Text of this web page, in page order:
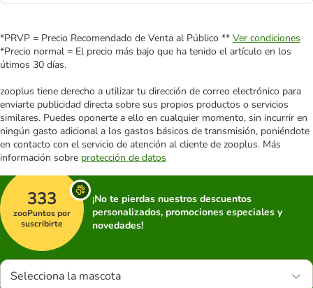
*PRVP = Precio Recomendado de Venta al Público ** Ver condiciones
*Precio normal = El precio más bajo que ha tenido el artículo en los
útimos 30 días.
zooplus tiene derecho a utilizar tu dirección de correo electrónico para
enviarte publicidad directa sobre sus propios productos o servicios
similares. Puedes oponerte a ello en cualquier momento, sin incurrir en
ningún gasto adicional a los gastos básicos de transmisión, poniéndote
en contacto con el servicio de atención al cliente de zooplus. Más
información sobre protección de datos
333
zooPuntos por
suscribirte
¡No te pierdas nuestros descuentos
personalizados, promociones especiales y
novedades!
Selecciona la mascota